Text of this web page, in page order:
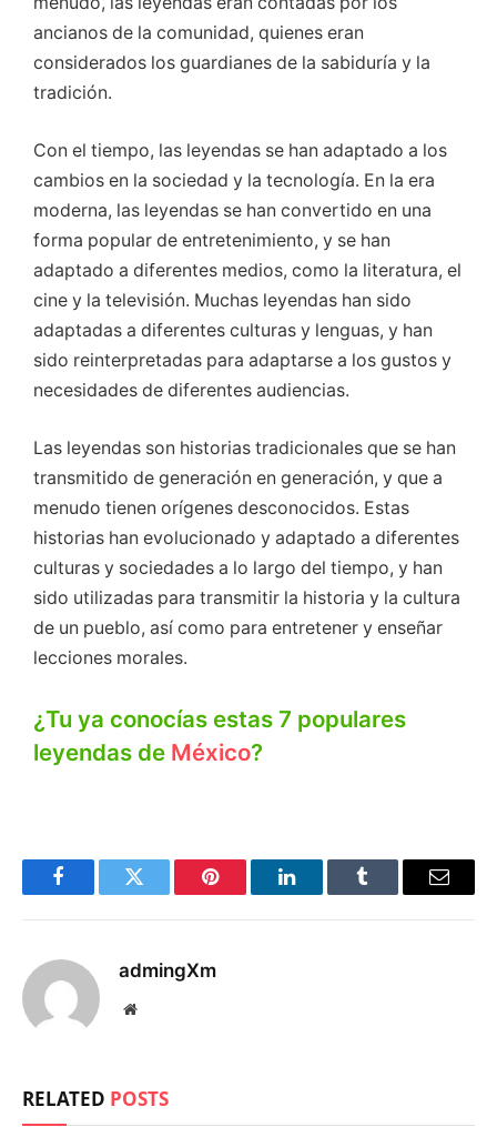
ancianos de la comunidad, quienes eran
considerados los guardianes de la sabiduría y la
tradición.
Con el tiempo, las leyendas se han adaptado a los
cambios en la sociedad y la tecnología. En la era
moderna, las leyendas se han convertido en una
forma popular de entretenimiento, y se han
adaptado a diferentes medios, como la literatura, el
cine y la televisión. Muchas leyendas han sido
adaptadas a diferentes culturas y lenguas, y han
sido reinterpretadas para adaptarse a los gustos y
necesidades de diferentes audiencias.
Las leyendas son historias tradicionales que se han
transmitido de generación en generación, y que a
menudo tienen orígenes desconocidos. Estas
historias han evolucionado y adaptado a diferentes
culturas y sociedades a lo largo del tiempo, y han
sido utilizadas para transmitir la historia y la cultura
de un pueblo, así como para entretener y enseñar
lecciones morales.
¿Tu ya conocías estas 7 populares
leyendas de México?
FacebookTwitter Pinterest LinkedInTumblr Email
admingXm
Website
RELATED POSTS